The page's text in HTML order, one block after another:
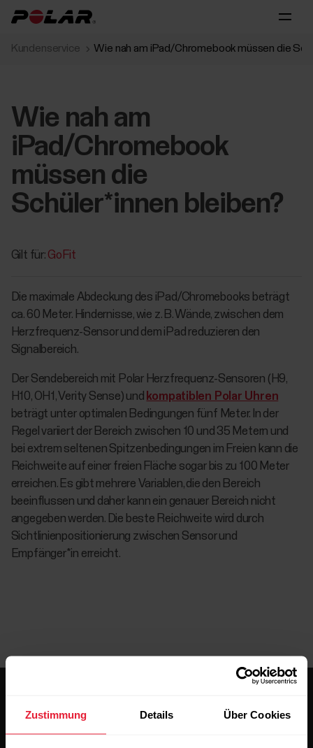
Zustimmung Details Über Cookies
Kundenservice Wie nah am iPad/Chromebook müssen die
Wie nah am
iPad/Chromebook
müssen die
Schüler*innen bleiben?
Gilt für: GoFit
Die maximale Abdeckung des iPad/Chromebooks beträgt
ca. 60 Meter. Hindernisse, wie z. B. Wände, zwischen dem
Herzfrequenz-Sensor und dem iPad reduzieren den
Signalbereich.
Der Sendebereich mit Polar Herzfrequenz-Sensoren (H9,
H10, OH1, Verity Sense) und kompatiblen Polar Uhren
beträgt unter optimalen Bedingungen fünf Meter. In der
Regel variiert der Bereich zwischen 10 und 35 Metern und
bei extrem seltenen Spitzenbedingungen im Freien kann die
Reichweite auf einer freien Fläche sogar bis zu 100 Meter
erreichen. Es gibt mehrere Variablen, die den Bereich
beeinflussen und daher kann ein genauer Bereich nicht
angegeben werden. Die beste Reichweite wird durch
Sichtlinienpositionierung zwischen Sensor und
Empfänger*in erreicht.